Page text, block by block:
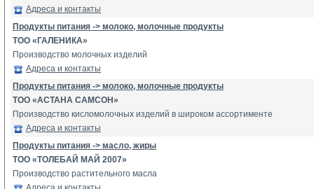
Адреса и контакты
Продукты питания -> молоко, молочные продукты
ТОО «ГАЛЕНИКА»
Производство молочных изделий
Адреса и контакты
Продукты питания -> молоко, молочные продукты
ТОО «АСТАНА САМСОН»
Производство кисломолочных изделий в широком ассортименте
Адреса и контакты
Продукты питания -> масло, жиры
ТОО «ТОЛЕБАЙ МАЙ 2007»
Производство растительного масла